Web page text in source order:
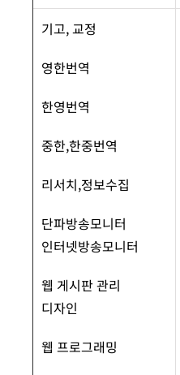
기고, 교정
영한번역
한영번역
중한,한중번역
리서치,정보수집
단파방송모니터
인터넷방송모니터
웹 게시판 관리
디자인
웹 프로그래밍